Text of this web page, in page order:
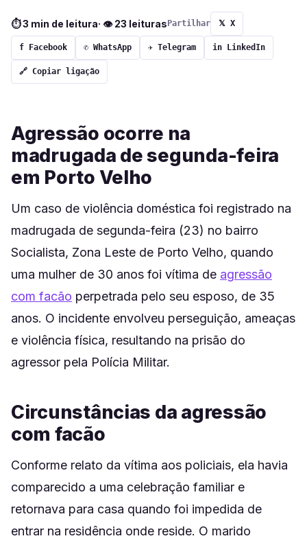
⏱ 3 min de leitura· 👁 23 leituras Partilhar 𝕏 X
f Facebook ✆ WhatsApp ✈ Telegram in LinkedIn
🔗 Copiar ligação
Agressão ocorre na
madrugada de segunda-feira
em Porto Velho
Um caso de violência doméstica foi registrado na
madrugada de segunda-feira (23) no bairro
Socialista, Zona Leste de Porto Velho, quando
uma mulher de 30 anos foi vítima de agressão
com facão perpetrada pelo seu esposo, de 35
anos. O incidente envolveu perseguição, ameaças
e violência física, resultando na prisão do
agressor pela Polícia Militar.
Circunstâncias da agressão
com facão
Conforme relato da vítima aos policiais, ela havia
comparecido a uma celebração familiar e
retornava para casa quando foi impedida de
entrar na residência onde reside. O marido